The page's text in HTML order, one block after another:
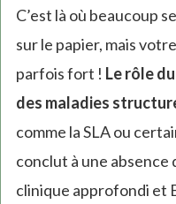
C’est là où beaucoup
sur le papier, mais
parfois fort ! Le rôle
des maladies
comme la SLA ou
conclut à une absence
clinique approfondi et